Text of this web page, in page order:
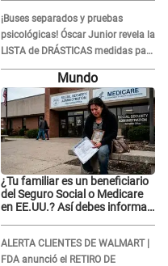
¡Buses separados y pruebas
psicológicas! Óscar Junior revela la
LISTA de DRÁSTICAS medidas para
prevenir acoso en 'La Bella Luz' tras
caso Naldy Saldaña
Mundo
¿Tu familiar es un beneficiario
del Seguro Social o Medicare
en EE.UU.? Así debes informar
ALERTA CLIENTES DE WALMART |
FDA anunció el RETIRO DE